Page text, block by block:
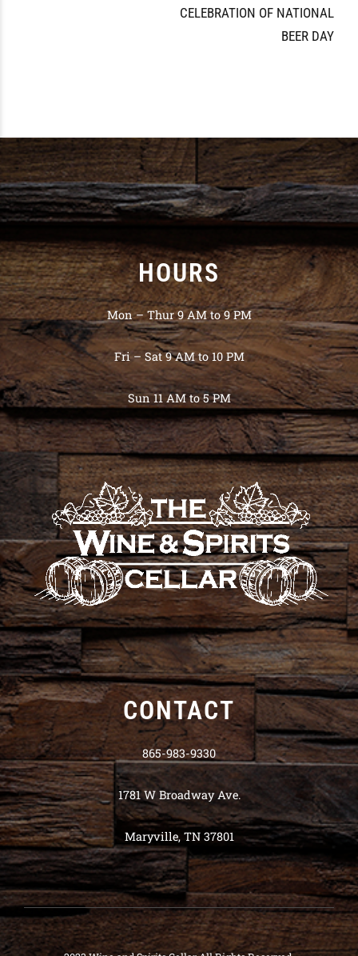
CELEBRATION OF NATIONAL
BEER DAY
HOURS
Mon – Thur 9 AM to 9 PM
Fri – Sat 9 AM to 10 PM
Sun 11 AM to 5 PM
CONTACT
865-983-9330
1781 W Broadway Ave.
Maryville, TN 37801